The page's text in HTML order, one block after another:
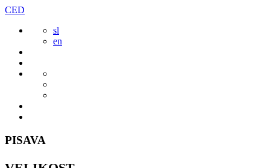
Preskoči
vsebine
CED
sl
en
PISAVA